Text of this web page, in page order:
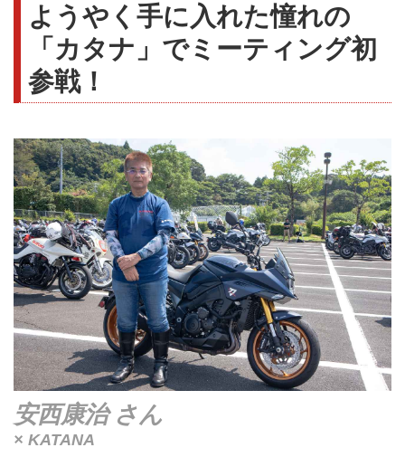
ようやく手に入れた憧れの
「カタナ」でミーティング初
参戦！
安西康治 さん
× KATANA